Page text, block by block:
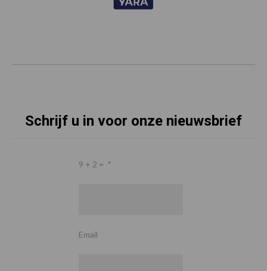
Schrijf u in voor onze nieuwsbrief
9 + 2 = *
Email